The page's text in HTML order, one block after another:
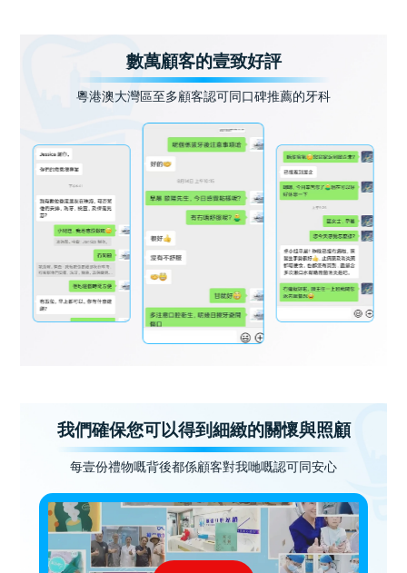
數萬顧客的壹致好評
粵港澳大灣區至多顧客認可同口碑推薦的牙科
我們確保您可以得到細緻的關懷與照顧
每壹份禮物嘅背後都係顧客對我哋嘅認可同安心